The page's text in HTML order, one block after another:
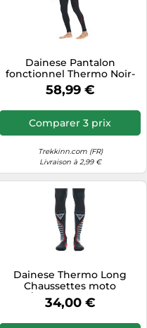
Dainese Pantalon
fonctionnel Thermo Noir-
Rouge Taille XL/2XL
Homme
58,99 €
Comparer 3 prix
Trekkinn.com (FR)
Livraison à 2,99 €
Dainese Thermo Long
Chaussettes moto
Noir/Rouge 36-38 unisex
34,00 €